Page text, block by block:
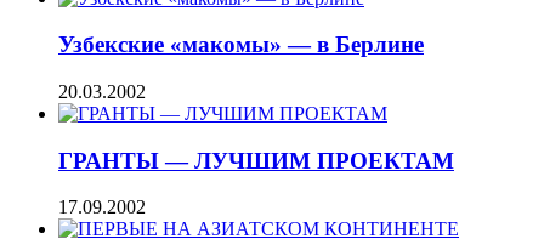
Узбекские «макомы» — в Берлине
20.03.2002
ГРАНТЫ — ЛУЧШИМ ПРОЕКТАМ
17.09.2002